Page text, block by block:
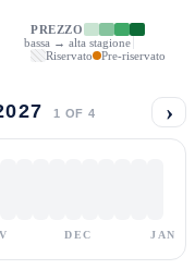
PREZZO
bassa → alta stagione
Riservato
Pre-riservato
1 OF 4 ›
DEC JAN